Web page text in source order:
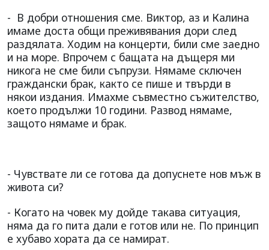
- В добри отношения сме. Виктор, аз и Калина
имаме доста общи преживявания дори след
раздялата. Ходим на концерти, били сме заедно
и на море. Впрочем с бащата на дъщеря ми
никога не сме били съпрузи. Нямаме сключен
граждански брак, както се пише и твърди в
някои издания. Имахме съвместно съжителство,
което продължи 10 години. Развод нямаме,
защото нямаме и брак.
- Чувствате ли се готова да допуснете нов мъж в
живота си?
- Когато на човек му дойде такава ситуация,
няма да го пита дали е готов или не. По принцип
е хубаво хората да се намират.